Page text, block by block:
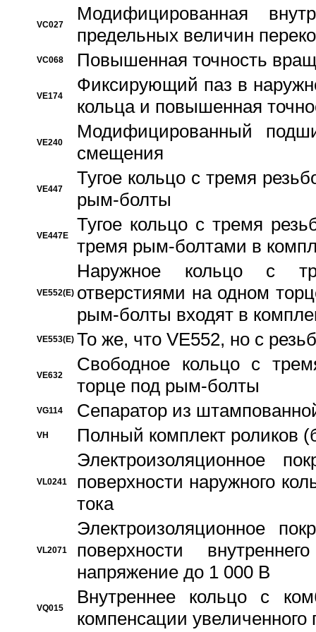
VC027
Модифицированная
предельных величин
VC068 Повышенная точность
VE174
Фиксирующий паз в
кольца и повышенная
VE240
Модифицированный
смещения
VE447
Тугое кольцо с тремя
рым-болты
VE447E
Тугое кольцо с тремя
тремя рым-болтами в
VE552(E)
Наружное кольцо с
отверстиями на одном
рым-болты входят в
VE553(E) То же, что VE552, но с
VE632
Свободное кольцо с
торце под рым-болты
VG114 Сепаратор из
VH Полный комплект роликов
VL0241
Электроизоляционное
поверхности наружного
тока
VL2071
Электроизоляционное
поверхности
напряжение до 1 000 В
VQ015
Bнутреннее кольцо с
компенсации увеличенного